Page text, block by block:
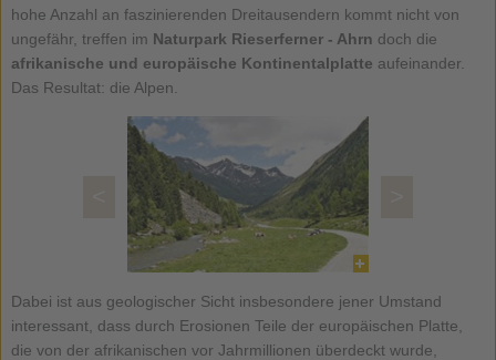
hohe Anzahl an faszinierenden Dreitausendern kommt nicht von
ungefähr, treffen im Naturpark Rieserferner - Ahrn doch die
afrikanische und europäische Kontinentalplatte aufeinander.
Das Resultat: die Alpen.
Dabei ist aus geologischer Sicht insbesondere jener Umstand
interessant, dass durch Erosionen Teile der europäischen Platte,
die von der afrikanischen vor Jahrmillionen überdeckt wurde,